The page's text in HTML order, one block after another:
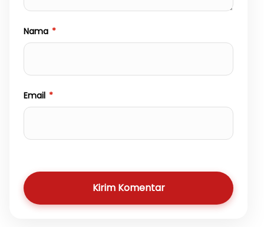
Nama *
Email *
Kirim Komentar